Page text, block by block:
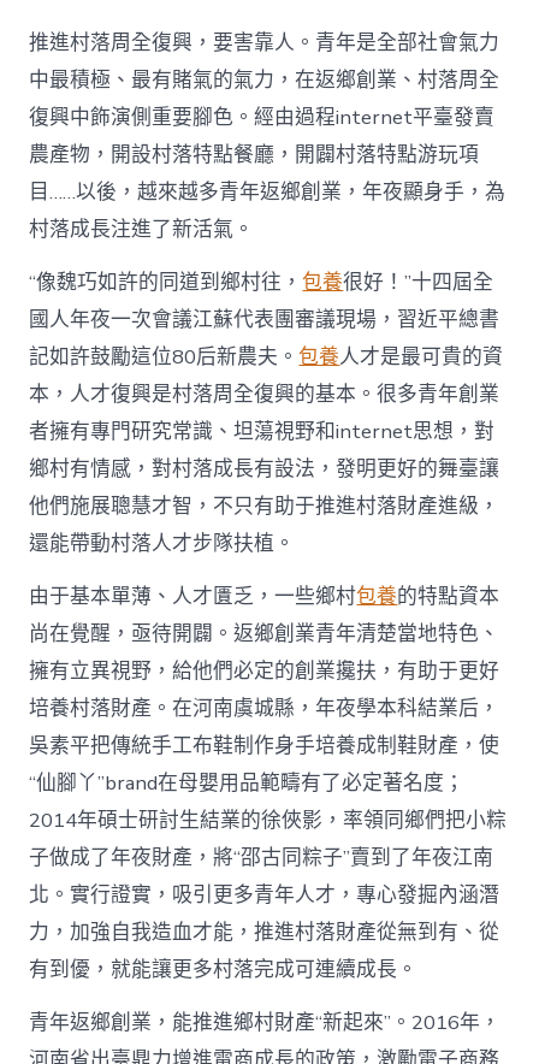
落
財
產
復
興
注
進
人
水
甜
心
寶
物
查
包
養
網
_
中
中
推進村落周全復興，要害靠人。青年是全部社會氣力
中最積極、最有賭氣的氣力，在返鄉創業、村落周全
復興中飾演側重要腳色。經由過程internet平臺發賣
農產物，開設村落特點餐廳，開闢村落特點游玩項
目……以後，越來越多青年返鄉創業，年夜顯身手，為
村落成長注進了新活氣。
“像魏巧如許的同道到鄉村往，包養很好！”十四屆全
國人年夜一次會議江蘇代表團審議現場，習近平總書
記如許鼓勵這位80后新農夫。包養人才是最可貴的資
本，人才復興是村落周全復興的基本。很多青年創業
者擁有專門研究常識、坦蕩視野和internet思想，對
鄉村有情感，對村落成長有設法，發明更好的舞臺讓
他們施展聰慧才智，不只有助于推進村落財產進級，
還能帶動村落人才步隊扶植。
由于基本單薄、人才匱乏，一些鄉村包養的特點資本
尚在覺醒，亟待開闢。返鄉創業青年清楚當地特色、
擁有立異視野，給他們必定的創業攙扶，有助于更好
培養村落財產。在河南虞城縣，年夜學本科結業后，
吳素平把傳統手工布鞋制作身手培養成制鞋財產，使
“仙腳丫”brand在母嬰用品範疇有了必定著名度；
2014年碩士研討生結業的徐俠影，率領同鄉們把小粽
子做成了年夜財產，將“邵古同粽子”賣到了年夜江南
北。實行證實，吸引更多青年人才，專心發掘內涵潛
力，加強自我造血才能，推進村落財產從無到有、從
有到優，就能讓更多村落完成可連續成長。
青年返鄉創業，能推進鄉村財產“新起來”。2016年，